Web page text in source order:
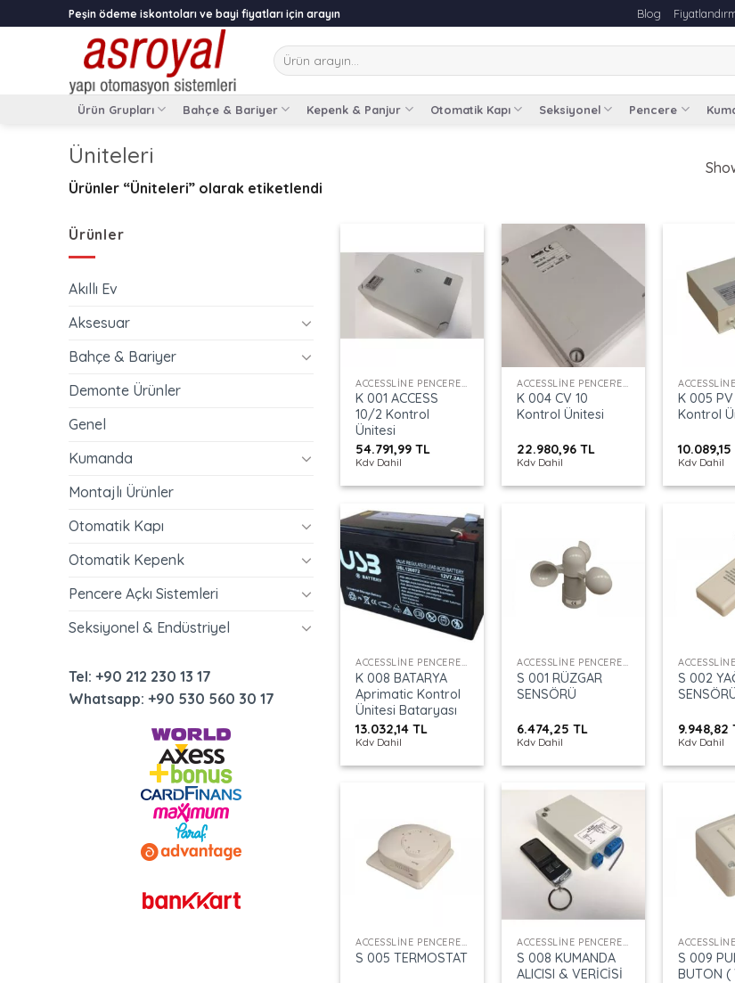
to
Peşin ödeme iskontoları ve bayi fiyatları için arayın Blog
Ara:
Ürün Grupları Bahçe & Bariyer Kepenk & Panjur Otomatik Kapı Seksiyonel Pencere
Üniteleri
Ürünler “Üniteleri” olarak etiketlendi
Ürünler
Akıllı Ev
Aksesuar
Bahçe & Bariyer
Demonte Ürünler
Genel
Kumanda
Montajlı Ürünler
Otomatik Kapı
Otomatik Kepenk
Pencere Açkı Sistemleri
Seksiyonel & Endüstriyel
Tel: +90 212 230 13 17
Whatsapp: +90 530 560 30 17
K 001 ACCESS
10/2 Kontrol
Ünitesi
54.791,99TL
Kdv Dahil
K 004 CV 10
Kontrol Ünitesi
22.980,96TL
Kdv Dahil
K 005
Kontrol
10.089,15
Kdv Dahil
ACCESSLINE PENCERE KONTROL
K 008 BATARYA
Aprimatic Kontrol
Ünitesi Bataryası
13.032,14TL
Kdv Dahil
ACCESSLINE PENCERE KONTROL
S 001 RÜZGAR
SENSÖRÜ
6.474,25TL
Kdv Dahil
S 002
9.948,82
Kdv Dahil
ACCESSLINE PENCERE KONTROL
S 005 TERMOSTAT
ACCESSLINE PENCERE KONTROL
S 008 KUMANDA
ALICISI & VERİCİSİ
S 009
BUTON (